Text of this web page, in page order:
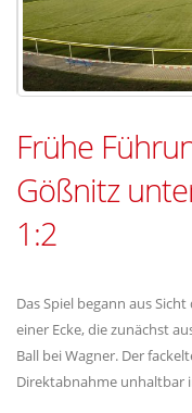
Frühe
Gößnitz
1:2
Das Spiel begann aus
einer Ecke, die zunächst
Ball bei Wagner. Der
Direktabnahme unhaltbar